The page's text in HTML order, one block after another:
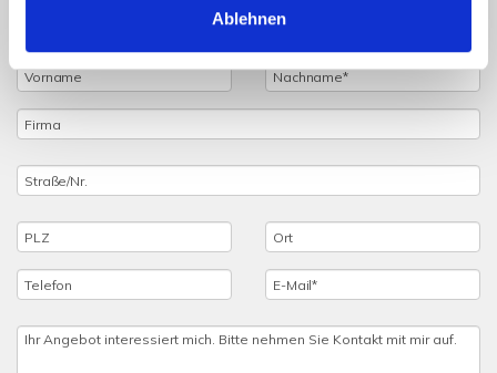
Ablehnen